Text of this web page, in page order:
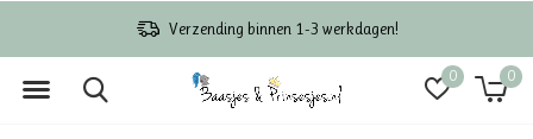
0 0
Verzending binnen 1-3 werkdagen!